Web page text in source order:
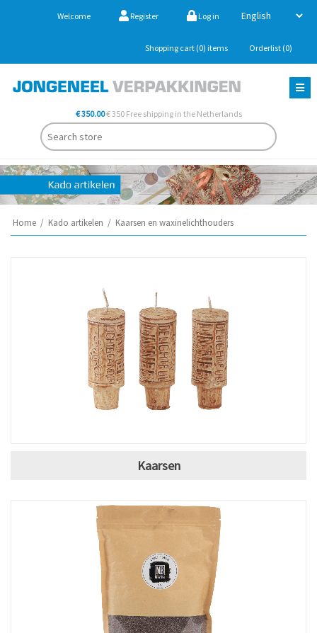
Welcome Register Log in
Shopping cart (0) items Orderlist (0)
€ 350.00€ 350 Free shipping in the Netherlands
Home / Kado artikelen / Kaarsen en waxinelichthouders
Kaarsen